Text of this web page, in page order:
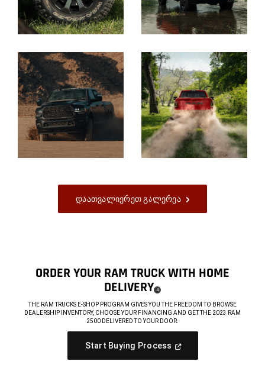
Დაათვალიერეთ Გალერეა
ORDER YOUR RAM TRUCK WITH HOME
DELIVERY ( DISCLOSURE
4)
THE RAM TRUCKS E-SHOP PROGRAM GIVES YOU THE FREEDOM TO BROWSE
DEALERSHIP INVENTORY, CHOOSE YOUR FINANCING AND GET THE 2023 RAM
2500 DELIVERED TO YOUR DOOR.
Start Buying Process Open